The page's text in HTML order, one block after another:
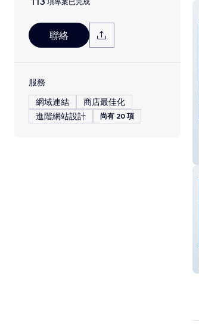
聯絡
服務
網域連結
商店最佳化
進階網站設計
尚有 20 項